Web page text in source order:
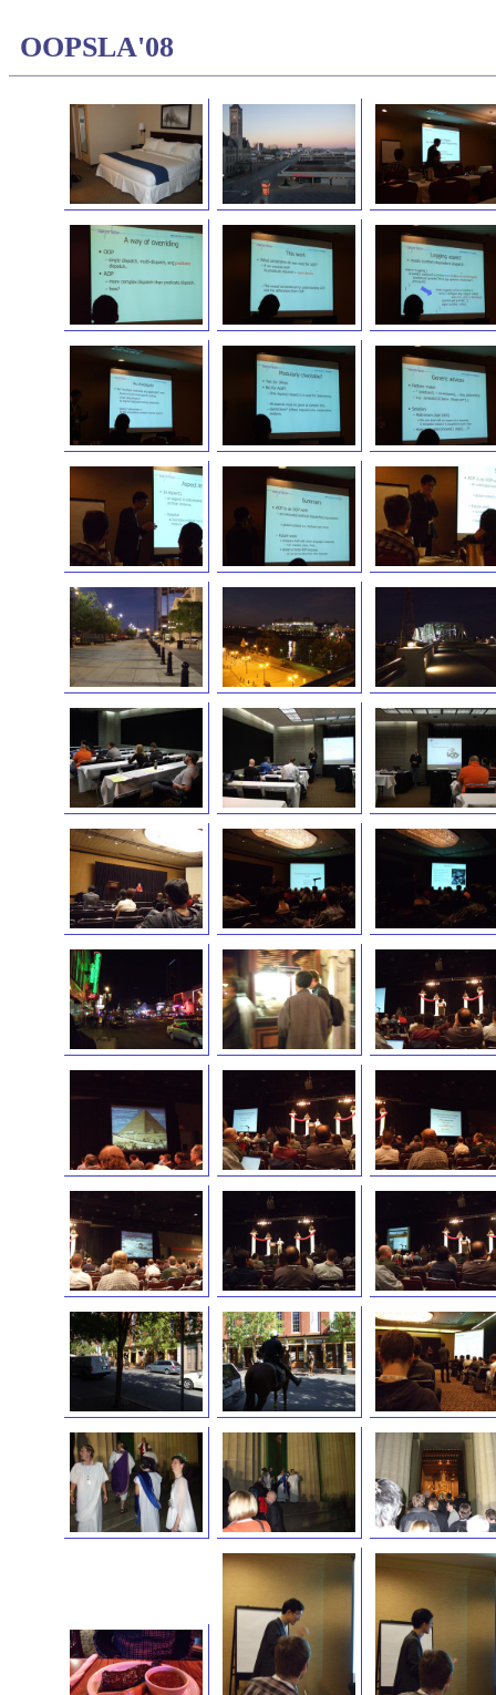
OOPSLA'08